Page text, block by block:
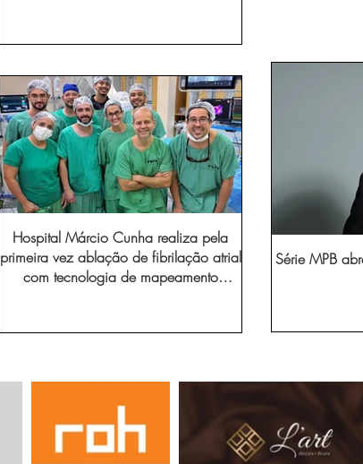
Hospital Márcio Cunha realiza pela
primeira vez ablação de fibrilação atrial
com tecnologia de mapeamento
Série MPB